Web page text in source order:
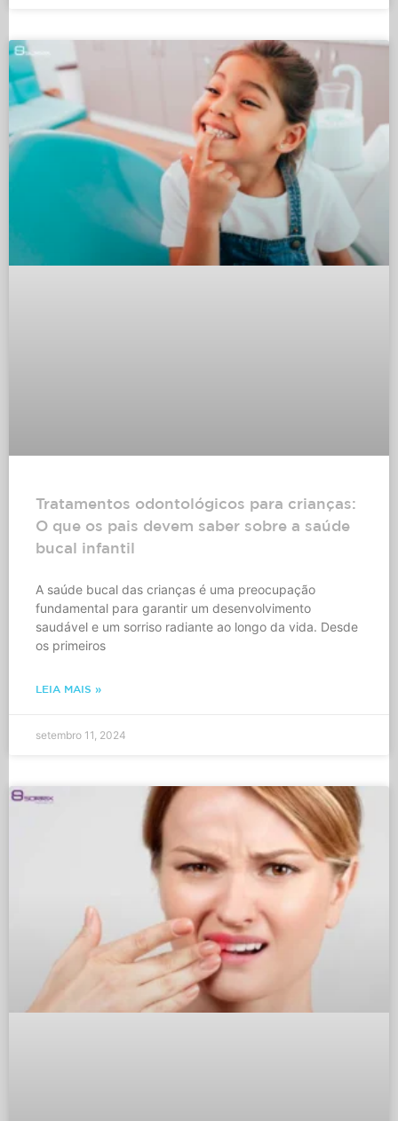
Tratamentos odontológicos para crianças:
O que os pais devem saber sobre a saúde
bucal infantil
A saúde bucal das crianças é uma preocupação
fundamental para garantir um desenvolvimento
saudável e um sorriso radiante ao longo da vida. Desde
os primeiros
LEIA MAIS »
setembro 11, 2024